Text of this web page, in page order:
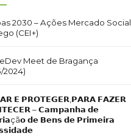
2030 – Ações Mercado Social
(CEI+)
Meet de Bragança
2024)
𝗘 𝗣𝗥𝗢𝗧𝗘𝗚𝗘𝗥,𝗣𝗔𝗥𝗔 𝗙𝗔𝗭𝗘𝗥
– 𝗖𝗮𝗺𝗽𝗮𝗻𝗵𝗮 𝗱𝗲
𝗱𝗲 𝗕𝗲𝗻𝘀 𝗱𝗲 𝗣𝗿𝗶𝗺𝗲𝗶𝗿𝗮